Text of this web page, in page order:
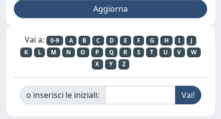
Vai a: 0-9 A B C D E F G H I
J
K
L M N O P Q R S T U V
W
X
Y Z
o inserisci le iniziali: